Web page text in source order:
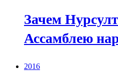
Зачем
Ассамблею
2016